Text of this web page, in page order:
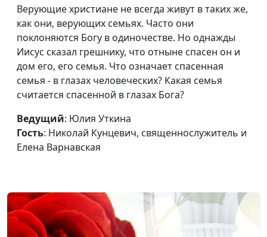
ждет награда?
Кунцевич,
священнослужитель и
Елена Варнавская
Служить двум
господам?
Кунцевич,
священнослужитель и
Как правильно
молиться в последние
Как можно молиться и
не унывать в трудные
времена?
Юлия Уткина, Николай
Кунцевич,
священнослужитель и
#45
Верующие христиане не всегда живут в таких же,
как они, верующих семьях. Часто они
поклоняются Богу в одиночестве. Но однажды
Иисус сказал грешнику, что отныне спасен он и
дом его, его семья. Что означает спасенная
семья - в глазах человеческих? Какая семья
считается спасенной в глазах Бога?
Ведущий: Юлия Уткина
Гость: Николай Кунцевич, священнослужитель и
Елена Варнавская